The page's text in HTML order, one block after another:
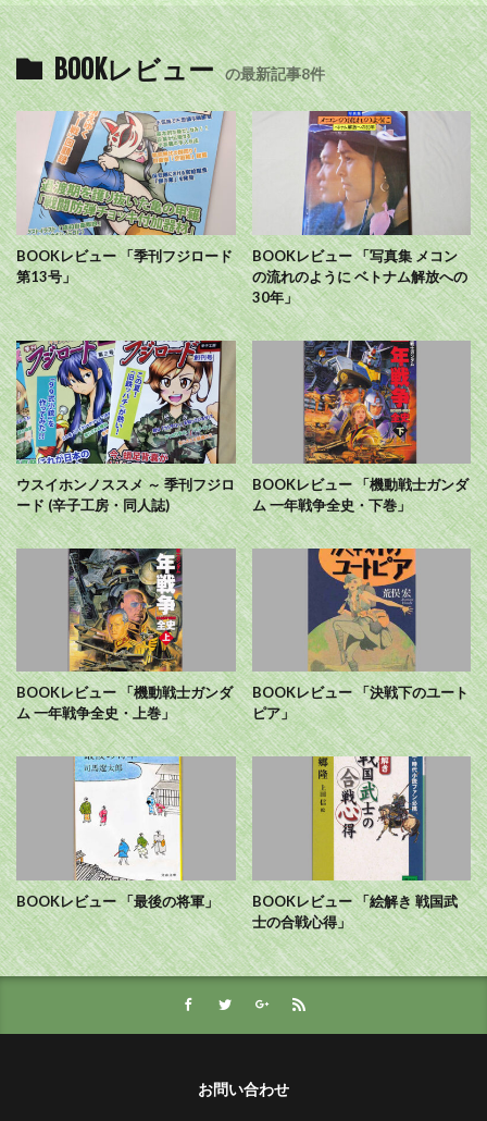
BOOKレビュー の最新記事8件
BOOKレビュー 「季刊フジロード
第13号」
BOOKレビュー 「写真集 メコン
の流れのように ベトナム解放への
30年」
ウスイホンノススメ ～ 季刊フジロ
ード (辛子工房・同人誌)
BOOKレビュー 「機動戦士ガンダ
ム 一年戦争全史・下巻」
BOOKレビュー 「機動戦士ガンダ
ム 一年戦争全史・上巻」
BOOKレビュー 「決戦下のユート
ピア」
BOOKレビュー 「最後の将軍」
BOOKレビュー 「絵解き 戦国武
士の合戦心得」
お問い合わせ